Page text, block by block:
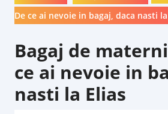
De ce ai nevoie in bagaj, daca nasti
Bagaj de
ce ai nevoie in
nasti la Elias